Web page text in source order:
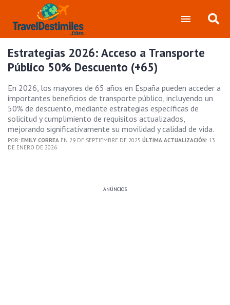
Estrategias 2026: Acceso a Transporte
Público 50% Descuento (+65)
En 2026, los mayores de 65 años en España pueden acceder a
importantes beneficios de transporte público, incluyendo un
50% de descuento, mediante estrategias específicas de
solicitud y cumplimiento de requisitos actualizados,
mejorando significativamente su movilidad y calidad de vida.
POR: EMILY CORREA EN 29 DE SEPTIEMBRE DE 2025 ÚLTIMA ACTUALIZACIÓN: 13
DE ENERO DE 2026
ANÚNCIOS